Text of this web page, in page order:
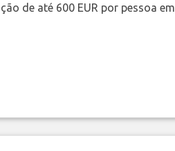
de até 600 EUR por pessoa em